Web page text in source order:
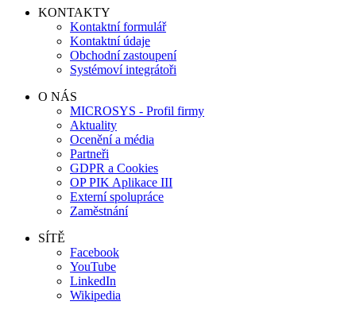
KONTAKTY
Kontaktní formulář
Kontaktní údaje
Obchodní zastoupení
Systémoví integrátoři
O NÁS
MICROSYS - Profil firmy
Aktuality
Ocenění a média
Partneři
GDPR a Cookies
OP PIK Aplikace III
Externí spolupráce
Zaměstnání
SÍTĚ
Facebook
YouTube
LinkedIn
Wikipedia